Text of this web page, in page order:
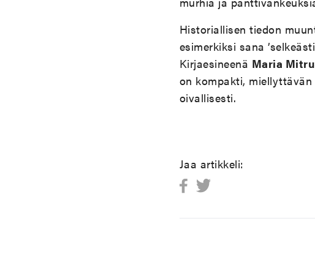
Historiallisen tiedon
esimerkiksi sana
Kirjaesineenä Maria
on kompakti,
oivallisesti.
Jaa artikkeli: